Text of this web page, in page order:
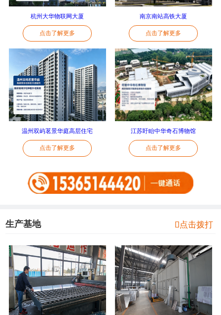
杭州大华物联网大厦
点击了解更多
南京南站高铁大厦
点击了解更多
温州双屿茗景华庭高层住宅
点击了解更多
江苏盱眙中华奇石博物馆
点击了解更多
生产基地 点击拨打